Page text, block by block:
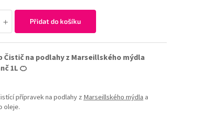
Přidat do košíku
Čistič na podlahy z Marseillského mýdla
1L 🍊
přípravek na podlahy zMarseillského mýdlaa
oleje.